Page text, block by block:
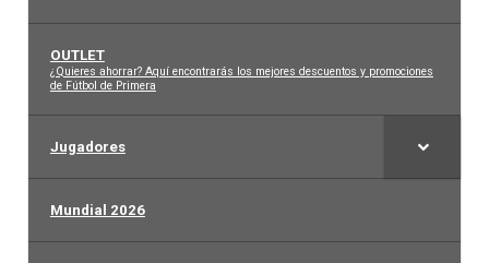
OUTLET
–
¿Quieres ahorrar? Aquí encontrarás los mejores descuentos y promociones
de Fútbol de Primera
Jugadores
Mundial 2026